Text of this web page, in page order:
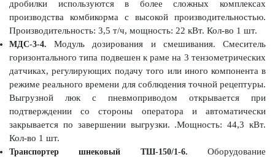
дробилки используются в более сложных комплексах
производства комбикорма с высокой производительностью.
Производительность: 3,5 т/ч, мощность: 22 кВт. Кол-во 1 шт.
МДС-3-4.Модуль дозирования и смешивания. Смеситель
горизонтального типа подвешен к раме на 3 тензометрических
датчиках, регулирующих подачу того или иного компонента в
режиме реального времени для соблюдения точной рецептуры.
Выгрузной люк с пневмоприводом открывается при
подтверждении со стороны оператора и автоматически
закрывается по завершении выгрузки. .Мощность: 44,3 кВт.
Кол-во 1 шт.
Транспортер шнековый ТШ-150/1-6. Оборудование